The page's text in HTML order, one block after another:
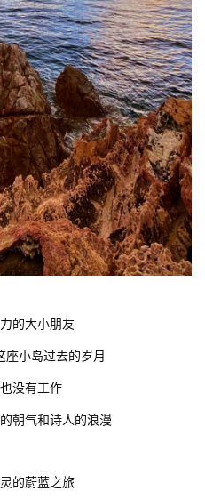
的大小朋友
座小岛过去的岁月
没有工作
朝气和诗人的浪漫
的蔚蓝之旅